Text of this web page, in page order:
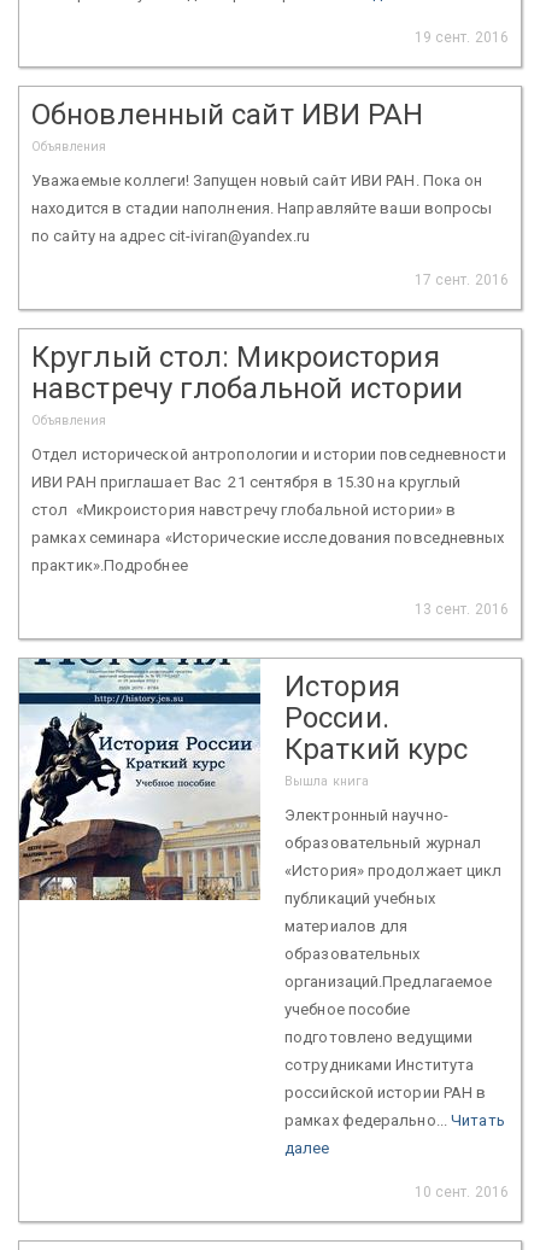
19 сент. 2016
Обновленный сайт ИВИ РАН
Объявления
Уважаемые коллеги! Запущен новый сайт ИВИ РАН. Пока он
находится в стадии наполнения. Направляйте ваши вопросы
по сайту на адрес cit-iviran@yandex.ru
17 сент. 2016
Круглый стол: Микроистория
навстречу глобальной истории
Объявления
Отдел исторической антропологии и истории повседневности
ИВИ РАН приглашает Вас 21 сентября в 15.30 на круглый
стол «Микроистория навстречу глобальной истории» в
рамках семинара «Исторические исследования повседневных
практик».Подробнее
13 сент. 2016
История
России.
Краткий курс
Вышла книга
Электронный научно-
образовательный журнал
«История» продолжает цикл
публикаций учебных
материалов для
образовательных
организаций.Предлагаемое
учебное пособие
подготовлено ведущими
сотрудниками Института
российской истории РАН в
рамках федерально...Читать
далее
10 сент. 2016